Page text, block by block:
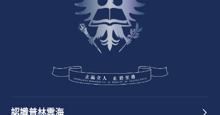
認識普林雲海